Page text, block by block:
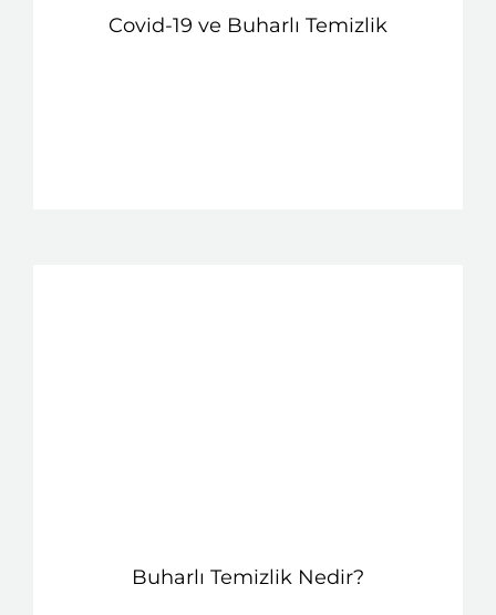
Covid-19 ve Buharlı Temizlik
Buharlı Temizlik Nedir?